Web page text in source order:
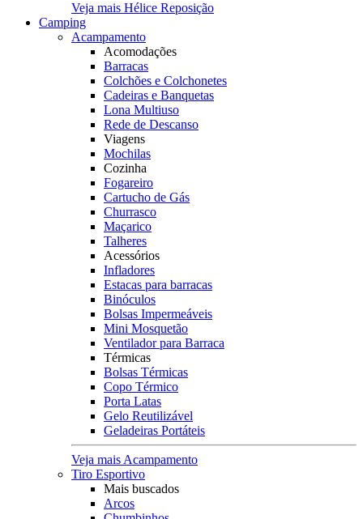
Veja mais Hélice Reposição
Camping
Acampamento
Acomodações
Barracas
Colchões e Colchonetes
Cadeiras e Banquetas
Lona Multiuso
Rede de Descanso
Viagens
Mochilas
Cozinha
Fogareiro
Cartucho de Gás
Churrasco
Maçarico
Talheres
Acessórios
Infladores
Estacas para barracas
Binóculos
Bolsas Impermeáveis
Mini Mosquetão
Ventilador para Barraca
Térmicas
Bolsas Térmicas
Copo Térmico
Porta Latas
Gelo Reutilizável
Geladeiras Portáteis
Veja mais Acampamento
Tiro Esportivo
Mais buscados
Arcos